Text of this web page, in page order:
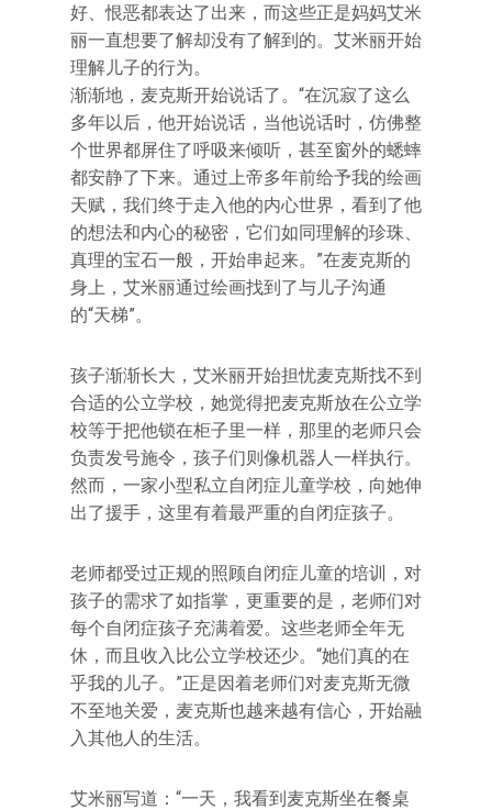
好、恨恶都表达了出来，而这些正是妈妈艾米
丽一直想要了解却没有了解到的。艾米丽开始
理解儿子的行为。
渐渐地，麦克斯开始说话了。“在沉寂了这么
多年以后，他开始说话，当他说话时，仿佛整
个世界都屏住了呼吸来倾听，甚至窗外的蟋蟀
都安静了下来。通过上帝多年前给予我的绘画
天赋，我们终于走入他的内心世界，看到了他
的想法和内心的秘密，它们如同理解的珍珠、
真理的宝石一般，开始串起来。”在麦克斯的
身上，艾米丽通过绘画找到了与儿子沟通
的“天梯”。
孩子渐渐长大，艾米丽开始担忧麦克斯找不到
合适的公立学校，她觉得把麦克斯放在公立学
校等于把他锁在柜子里一样，那里的老师只会
负责发号施令，孩子们则像机器人一样执行。
然而，一家小型私立自闭症儿童学校，向她伸
出了援手，这里有着最严重的自闭症孩子。
老师都受过正规的照顾自闭症儿童的培训，对
孩子的需求了如指掌，更重要的是，老师们对
每个自闭症孩子充满着爱。这些老师全年无
休，而且收入比公立学校还少。“她们真的在
乎我的儿子。”正是因着老师们对麦克斯无微
不至地关爱，麦克斯也越来越有信心，开始融
入其他人的生活。
艾米丽写道：“一天，我看到麦克斯坐在餐桌